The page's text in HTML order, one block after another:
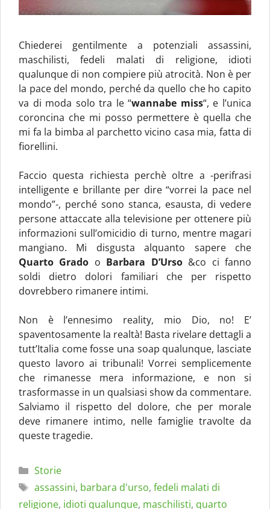
Chiederei gentilmente a potenziali assassini,
maschilisti, fedeli malati di religione, idioti
qualunque di non compiere più atrocità. Non è per
la pace del mondo, perché da quello che ho capito
va di moda solo tra le “wannabe miss“, e l’unica
coroncina che mi posso permettere è quella che
mi fa la bimba al parchetto vicino casa mia, fatta di
fiorellini.
Faccio questa richiesta perchè oltre a -perifrasi
intelligente e brillante per dire “vorrei la pace nel
mondo”-, perché sono stanca, esausta, di vedere
persone attaccate alla televisione per ottenere più
informazioni sull’omicidio di turno, mentre magari
mangiano. Mi disgusta alquanto sapere che
Quarto Grado o Barbara D’Urso&co ci fanno
soldi dietro dolori familiari che per rispetto
dovrebbero rimanere intimi.
Non è l’ennesimo reality, mio Dio, no! E’
spaventosamente la realtà! Basta rivelare dettagli a
tutt’Italia come fosse una soap qualunque, lasciate
questo lavoro ai tribunali! Vorrei semplicemente
che rimanesse mera informazione, e non si
trasformasse in un qualsiasi show da commentare.
Salviamo il rispetto del dolore, che per morale
deve rimanere intimo, nelle famiglie travolte da
queste tragedie.
Categorie
Storie
Tag
assassini, barbara d'urso, fedeli malati di
religione, idioti qualunque, maschilisti, quarto